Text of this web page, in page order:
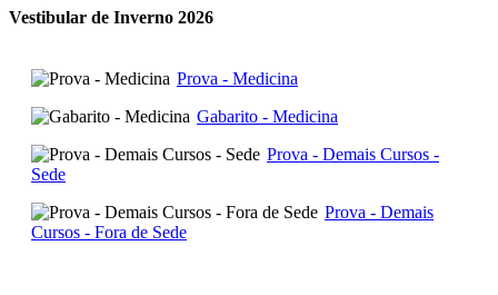
Vestibular de Inverno 2026
Prova - Medicina
Gabarito - Medicina
Prova - Demais Cursos -
Sede
Prova - Demais
Cursos - Fora de Sede